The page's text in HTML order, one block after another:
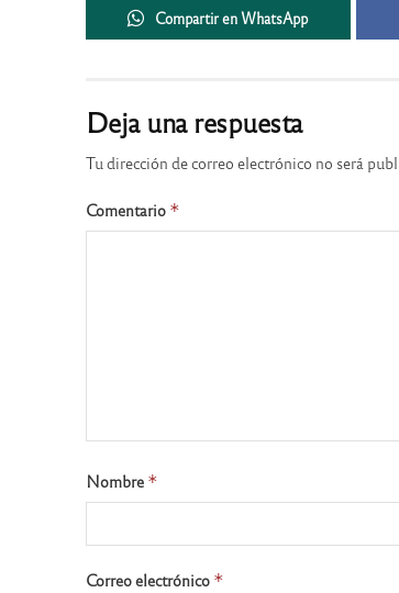
Compartir en WhatsApp
Deja una respuesta
Tu dirección de correo electrónico no será
Comentario *
Nombre *
Correo electrónico *